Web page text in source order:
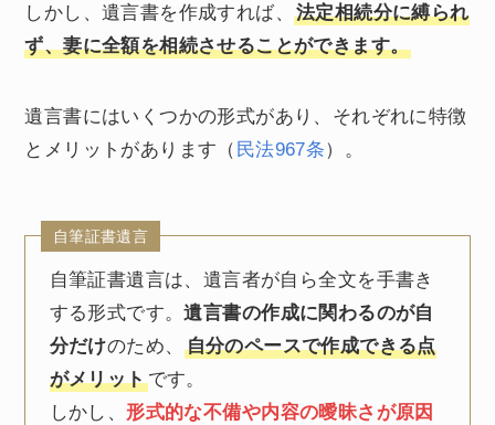
しかし、遺言書を作成すれば、法定相続分に縛られ
ず、妻に全額を相続させることができます。
遺言書にはいくつかの形式があり、それぞれに特徴
とメリットがあります（ 民法967条）。
自筆証書遺言
自筆証書遺言は、遺言者が自ら全文を手書き
する形式です。遺言書の作成に関わるのが自
分だけのため、
自分のペースで作成できる点
がメリットです。
しかし、形式的な不備や内容の曖昧さが原因